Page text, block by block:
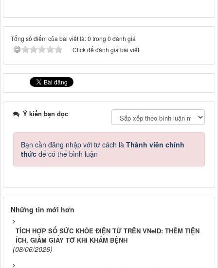
Tổng số điểm của bài viết là: 0 trong 0 đánh giá
Click để đánh giá bài viết
Ý kiến bạn đọc
Bạn cần đăng nhập với tư cách là Thành viên chính
thức để có thể bình luận
Những tin mới hơn
TÍCH HỢP SỔ SỨC KHỎE ĐIỆN TỬ TRÊN VNeID: THÊM TIỆN
ÍCH, GIẢM GIẤY TỜ KHI KHÁM BỆNH
(08/06/2026)